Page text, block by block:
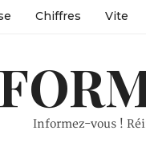
Chiffres Vite
Informez-vous !